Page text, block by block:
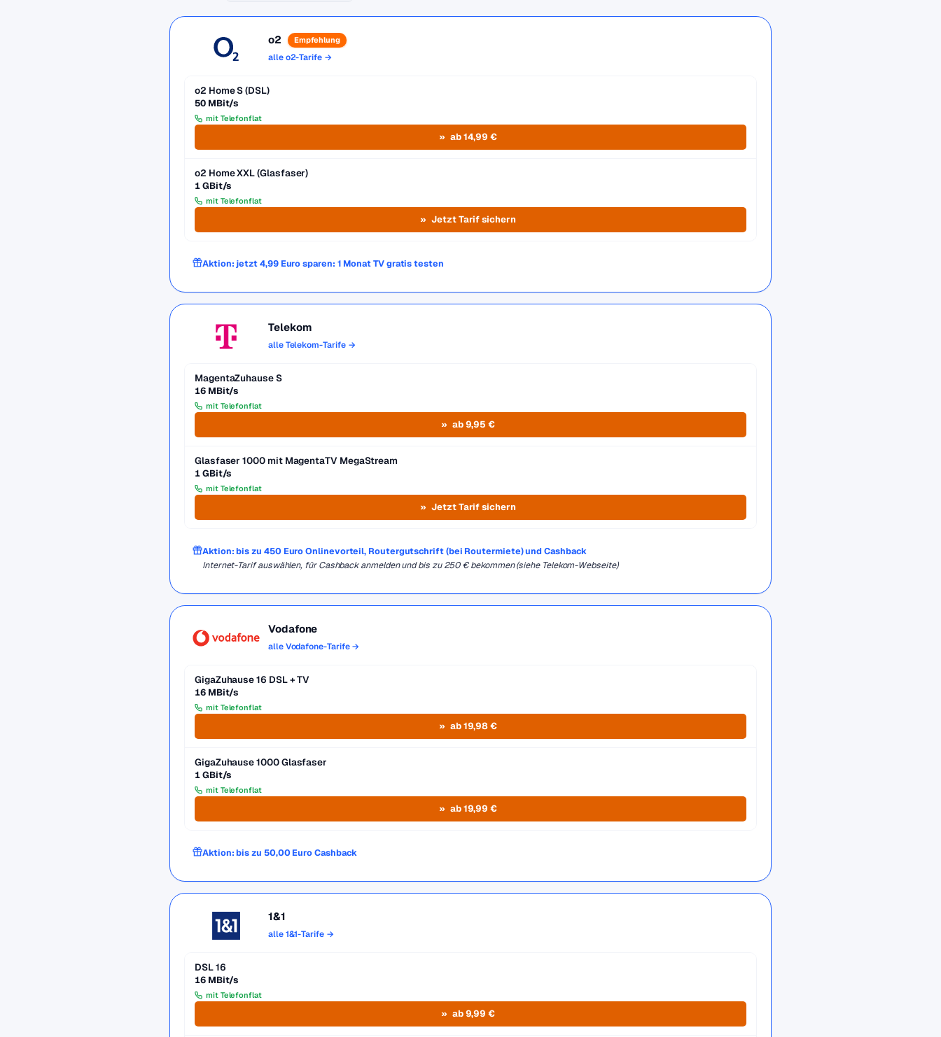
o2 Empfehlung
alle o2-Tarife →
o2 Home S (DSL)
50 MBit/s
mit Telefonflat
ab 14,99 €
o2 Home XXL (Glasfaser)
1 GBit/s
mit Telefonflat
Jetzt Tarif sichern
Aktion: jetzt 4,99 Euro sparen: 1 Monat TV gratis testen
Telekom
alle Telekom-Tarife →
MagentaZuhause S
16 MBit/s
mit Telefonflat
ab 9,95 €
Glasfaser 1000 mit MagentaTV MegaStream
1 GBit/s
mit Telefonflat
Jetzt Tarif sichern
Aktion: bis zu 450 Euro Onlinevorteil, Routergutschrift (bei Routermiete) und Cashback
Internet-Tarif auswählen, für Cashback anmelden und bis zu 250 € bekommen (siehe Telekom-Webseite)
Vodafone
alle Vodafone-Tarife →
GigaZuhause 16 DSL + TV
16 MBit/s
mit Telefonflat
ab 19,98 €
GigaZuhause 1000 Glasfaser
1 GBit/s
mit Telefonflat
ab 19,99 €
Aktion: bis zu 50,00 Euro Cashback
1&1
alle 1&1-Tarife →
DSL 16
16 MBit/s
mit Telefonflat
ab 9,99 €